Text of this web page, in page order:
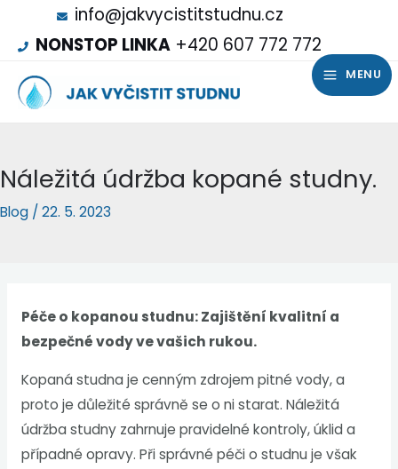
info@jakvycistitstudnu.cz
NONSTOP LINKA +420 607 772 772
MENU
Náležitá údržba kopané studny.
Blog /22. 5. 2023
Péče o kopanou studnu: Zajištění kvalitní a
bezpečné vody ve vašich rukou.
Kopaná studna je cenným zdrojem pitné vody, a
proto je důležité správně se o ni starat. Náležitá
údržba studny zahrnuje pravidelné kontroly, úklid a
případné opravy. Při správné péči o studnu je však